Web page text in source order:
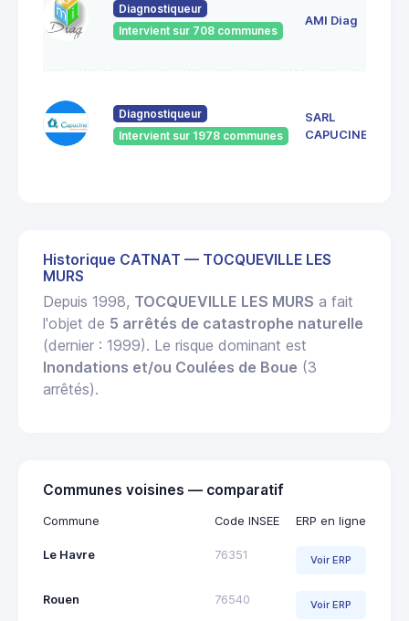
Diagnostiqueur
Intervient sur 708 communes
AMI Diag
Diagnostiqueur
Intervient sur 1978 communes
SARL
CAPUCINE
Historique CATNAT — TOCQUEVILLE LES
MURS
Depuis 1998, TOCQUEVILLE LES MURS a fait
l'objet de 5 arrêtés de catastrophe naturelle
(dernier : 1999). Le risque dominant est
Inondations et/ou Coulées de Boue (3
arrêtés).
Communes voisines — comparatif
Commune Code INSEE ERP en ligne
Le Havre 76351 Voir ERP
Rouen 76540 Voir ERP